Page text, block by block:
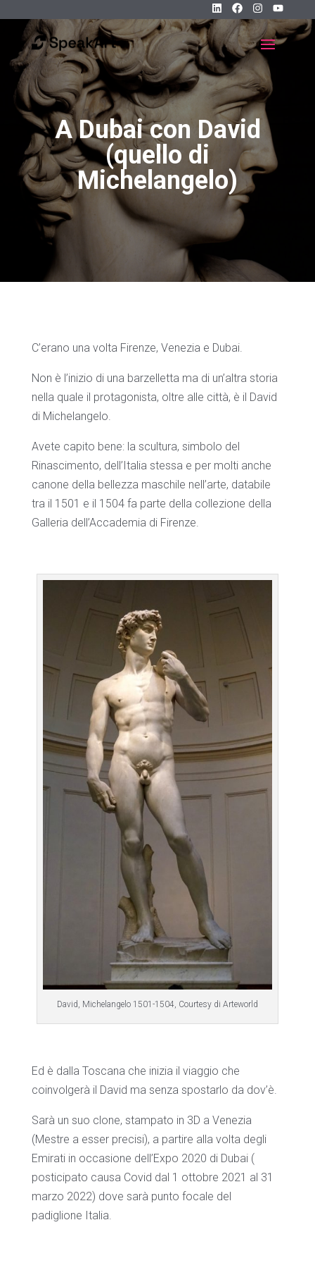
A Dubai con David
(quello di
Michelangelo)
C’erano una volta Firenze, Venezia e Dubai.
Non è l’inizio di una barzelletta ma di un’altra storia
nella quale il protagonista, oltre alle città, è il David
di Michelangelo.
Avete capito bene: la scultura, simbolo del
Rinascimento, dell’Italia stessa e per molti anche
canone della bellezza maschile nell’arte, databile
tra il 1501 e il 1504 fa parte della collezione della
Galleria dell’Accademia di Firenze.
David, Michelangelo 1501-1504, Courtesy di Arteworld
Ed è dalla Toscana che inizia il viaggio che
coinvolgerà il David ma senza spostarlo da dov’è.
Sarà un suo clone, stampato in 3D a Venezia
(Mestre a esser precisi), a partire alla volta degli
Emirati in occasione dell’Expo 2020 di Dubai (
posticipato causa Covid dal 1 ottobre 2021 al 31
marzo 2022) dove sarà punto focale del
padiglione Italia.